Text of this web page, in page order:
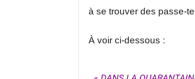
à se trouver des passe-
À voir ci-dessous :